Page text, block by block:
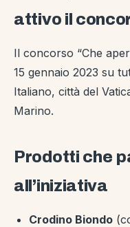
attivo il
Il concorso “Che
15 gennaio 2023 su
Italiano, città del
Marino.
Prodotti che
all’iniziativa
Crodino Biondo